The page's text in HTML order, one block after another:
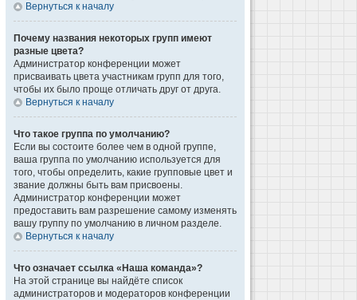
Вернуться к началу
Почему названия некоторых групп имеют
разные цвета?
Администратор конференции может
присваивать цвета участникам групп для того,
чтобы их было проще отличать друг от друга.
Вернуться к началу
Что такое группа по умолчанию?
Если вы состоите более чем в одной группе,
ваша группа по умолчанию используется для
того, чтобы определить, какие групповые цвет и
звание должны быть вам присвоены.
Администратор конференции может
предоставить вам разрешение самому изменять
вашу группу по умолчанию в личном разделе.
Вернуться к началу
Что означает ссылка «Наша команда»?
На этой странице вы найдёте список
администраторов и модераторов конференции